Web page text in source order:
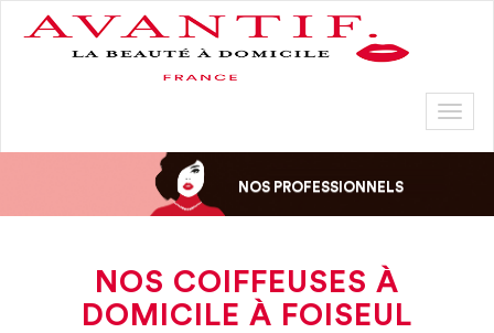
NOS PROFESSIONNELS
NOS COIFFEUSES À
DOMICILE À FOISEUL